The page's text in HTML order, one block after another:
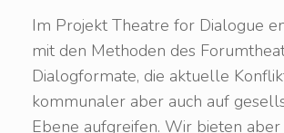
Im Projekt Theatre for Dialogue
mit den Methoden des
Dialogformate, die aktuelle
kommunaler aber auch auf
Ebene aufgreifen. Wir bieten aber